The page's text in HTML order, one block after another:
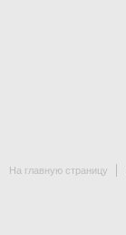
На главную страницу